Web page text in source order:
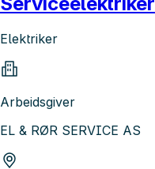
Elektriker
Arbeidsgiver
EL & RØR SERVICE AS